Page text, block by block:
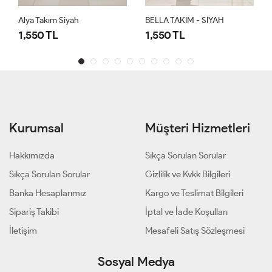
Alya Takım Siyah
1,550 TL
BELLA TAKIM - SİYAH
1,550 TL
Kurumsal
Hakkımızda
Sıkça Sorulan Sorular
Banka Hesaplarımız
Sipariş Takibi
İletişim
Müşteri Hizmetleri
Sıkça Sorulan Sorular
Gizlilik ve Kvkk Bilgileri
Kargo ve Teslimat Bilgileri
İptal ve İade Koşulları
Mesafeli Satış Sözleşmesi
Sosyal Medya